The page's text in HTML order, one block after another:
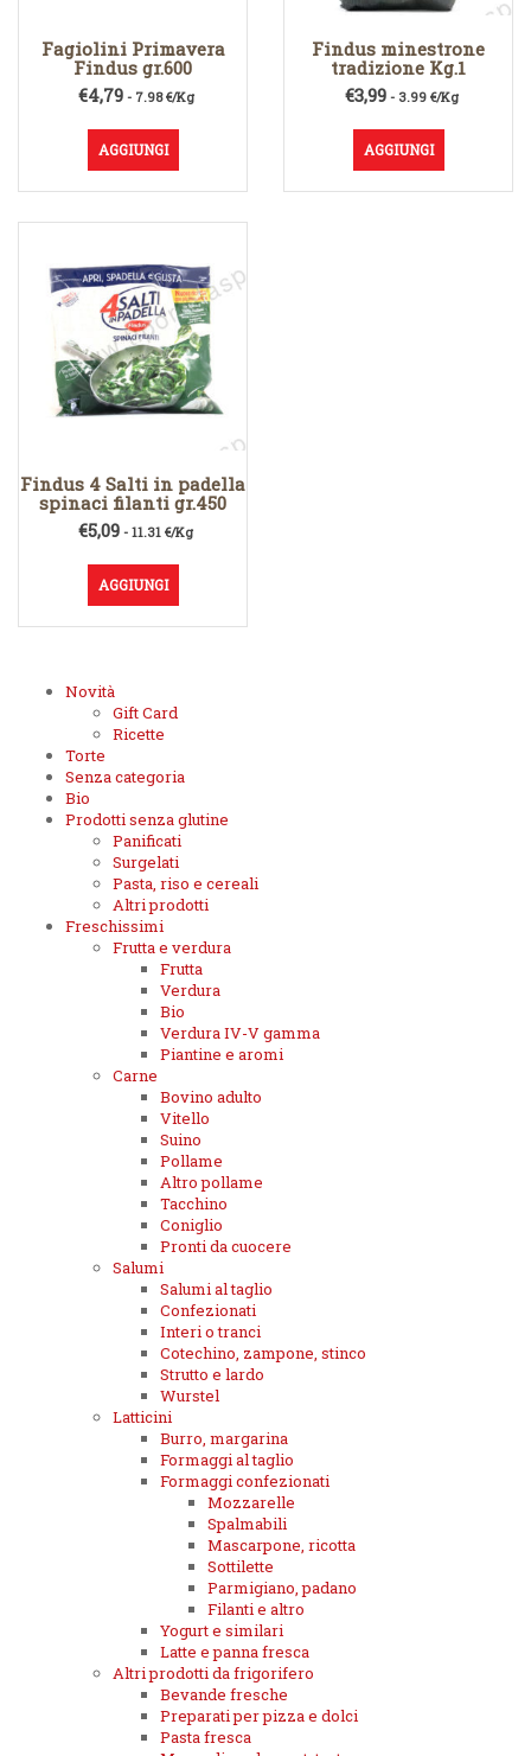
Fagiolini Primavera
Findus gr.600
€4,79- 7.98 €/Kg
AGGIUNGI
Findus minestrone
tradizione Kg.1
€3,99- 3.99 €/Kg
AGGIUNGI
Findus 4 Salti in padella
spinaci filanti gr.450
€5,09 - 11.31 €/Kg
AGGIUNGI
Novità
Gift Card
Ricette
Torte
Senza categoria
Bio
Prodotti senza glutine
Panificati
Surgelati
Pasta, riso e cereali
Altri prodotti
Freschissimi
Frutta e verdura
Frutta
Verdura
Bio
Verdura IV-V gamma
Piantine e aromi
Carne
Bovino adulto
Vitello
Suino
Pollame
Altro pollame
Tacchino
Coniglio
Pronti da cuocere
Salumi
Salumi al taglio
Confezionati
Interi o tranci
Cotechino, zampone, stinco
Strutto e lardo
Wurstel
Latticini
Burro, margarina
Formaggi al taglio
Formaggi confezionati
Mozzarelle
Spalmabili
Mascarpone, ricotta
Sottilette
Parmigiano, padano
Filanti e altro
Yogurt e similari
Latte e panna fresca
Altri prodotti da frigorifero
Bevande fresche
Preparati per pizza e dolci
Pasta fresca